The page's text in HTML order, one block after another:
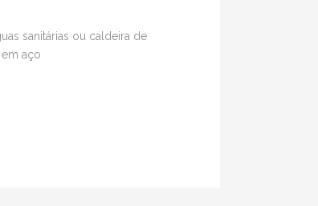
sanitárias ou caldeira de
aço